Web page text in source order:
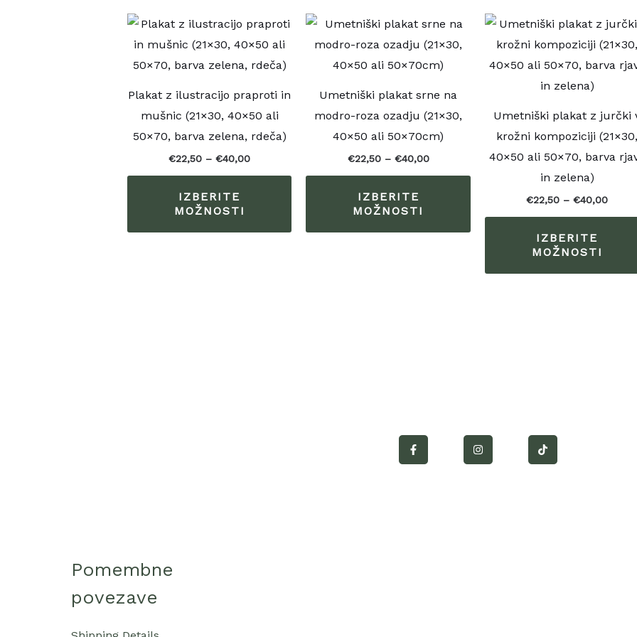
Plakat z ilustracijo praproti in
mušnic (21×30, 40×50 ali
50×70, barva zelena, rdeča)
€22,50 – €40,00
Cenovni
razpon:
od
do
IZBERITE
MOŽNOSTI
izdelek
izdelka
Umetniški plakat srne na
modro-roza ozadju (21×30,
40×50 ali 50×70cm)
€22,50 – €40,00
od
do
IZBERITE
MOŽNOSTI
izdelek
ima
izdelka
Umetniški plakat z jurčki
krožni kompoziciji (21×30,
40×50 ali 50×70, barva
in zelena)
€22,50 – €40,00
od
do
IZBERITE
MOŽNOSTI
Pomembne
povezave